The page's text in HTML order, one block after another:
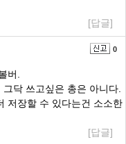
[답글]
0
버.
닥 쓰고싶은 총은 아니다.
저장할 수 있다는건 소소한
[답글]